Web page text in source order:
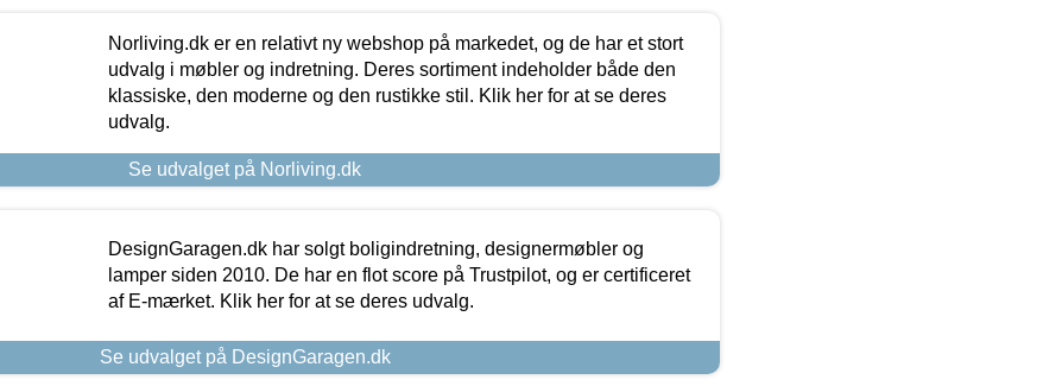
Norliving.dk er en relativt ny webshop på markedet, og de har et stort
udvalg i møbler og indretning. Deres sortiment indeholder både den
klassiske, den moderne og den rustikke stil. Klik her for at se deres
udvalg.
Se udvalget på Norliving.dk
DesignGaragen.dk har solgt boligindretning, designermøbler og
lamper siden 2010. De har en flot score på Trustpilot, og er certificeret
af E-mærket. Klik her for at se deres udvalg.
Se udvalget på DesignGaragen.dk